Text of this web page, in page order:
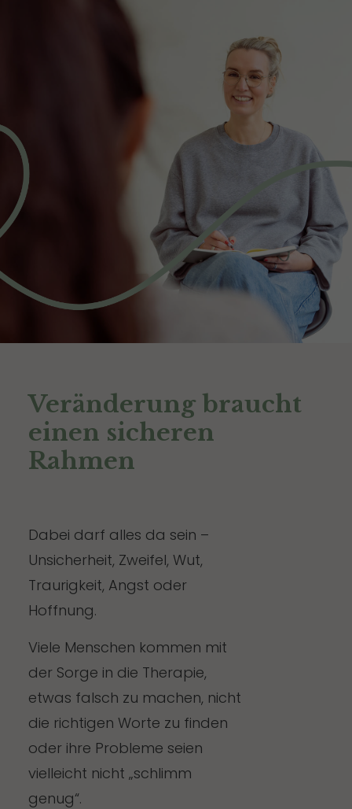
Veränderung braucht
einen sicheren
Rahmen
Dabei darf alles da sein –
Unsicherheit, Zweifel, Wut,
Traurigkeit, Angst oder
Hoffnung.
Viele Menschen kommen mit
der Sorge in die Therapie,
etwas falsch zu machen, nicht
die richtigen Worte zu finden
oder ihre Probleme seien
vielleicht nicht „schlimm
genug“.